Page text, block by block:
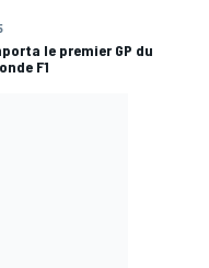
le premier GP du
F1